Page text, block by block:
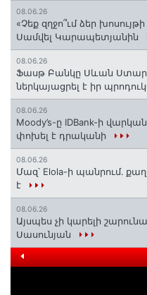
08.06.26
«Չեք զղջո՞ւմ ձեր
Սամվել Կարապետյանին
08.06.26
Ֆասթ Բանկը Սևան
ներկայացրել է իր
08.06.26
Moody’s-ը IDBank-ի
փոխել է դրականի
08.06.26
Մազ՝ Elola-ի պանրում․
է
08.06.26
Այսպես չի կարելի
Սասունյան